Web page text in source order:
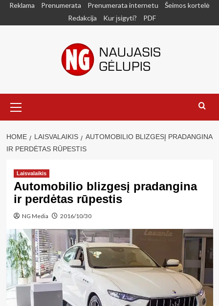
SkipReklama Prenumerata Prenumerata internetu
Šeimos kortelė
Redakcija
Kur įsigyti? PDF
Menu
HOME LAISVALAIKIS
AUTOMOBILIO BLIZGESĮ PRADANGINA
IR PERDĖTAS RŪPESTIS
Laisvalaikis
Automobilio blizgesį pradangina
ir perdėtas rūpestis
NG Media 2016/10/30